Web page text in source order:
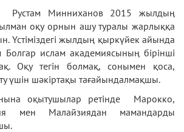
Рустам Минниханов 2015 жылдың
оқу орнын ашу туралы жарлыққа
Үстіміздегі жылдың қыркүйек айында
ислам академиясының бірінші
Оқу тегін болмақ, сонымен қоса,
үшін шәкіртақы тағайындалмақшы.
оқытушылар ретінде Марокко,
мен Малайзиядан мамандарды